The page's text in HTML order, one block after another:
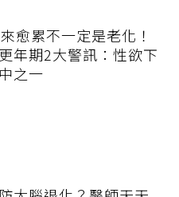
愈累不一定是老化！
年期2大警訊：性欲下
之一